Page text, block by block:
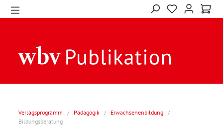
Verlagsprogramm / Pädagogik / Erwachsenenbildung /
Bildungsberatung